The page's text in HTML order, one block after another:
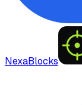
NexaBlocks